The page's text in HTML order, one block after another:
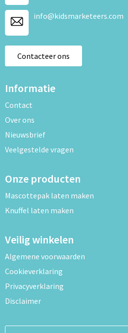
info@kidsmarketeers.com
Contacteer ons
Informatie
Contact
Over ons
Nieuwsbrief
Veelgestelde vragen
Onze producten
Mascottepak laten maken
Knuffel laten maken
Veilig winkelen
Algemene voorwaarden
Cookieverklaring
Privacyverklaring
Disclaimer